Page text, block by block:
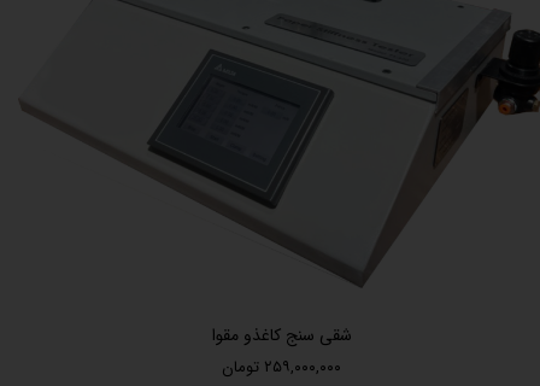
شقی سنج کاغذو مقوا
۲۵۹,۰۰۰,۰۰۰ تومان